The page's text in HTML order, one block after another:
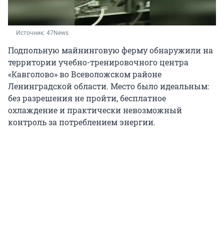
Источник: 47News
Подпольную майнинговую ферму обнаружили на
территории учебно-тренировочного центра
«Кавголово» во Всеволожском районе
Ленинградской области. Место было идеальным:
без разрешения не пройти, бесплатное
охлаждение и практически невозможный
контроль за потреблением энергии.